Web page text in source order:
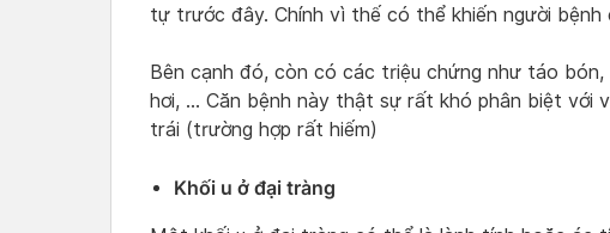
tự trước đây. Chính vì thế có thể khiến người bệnh
Bên cạnh đó, còn có các triệu chứng như táo
hơi, … Căn bệnh này thật sự rất khó phân biệt với
trái (trường hợp rất hiếm)
Khối u ở đại tràng